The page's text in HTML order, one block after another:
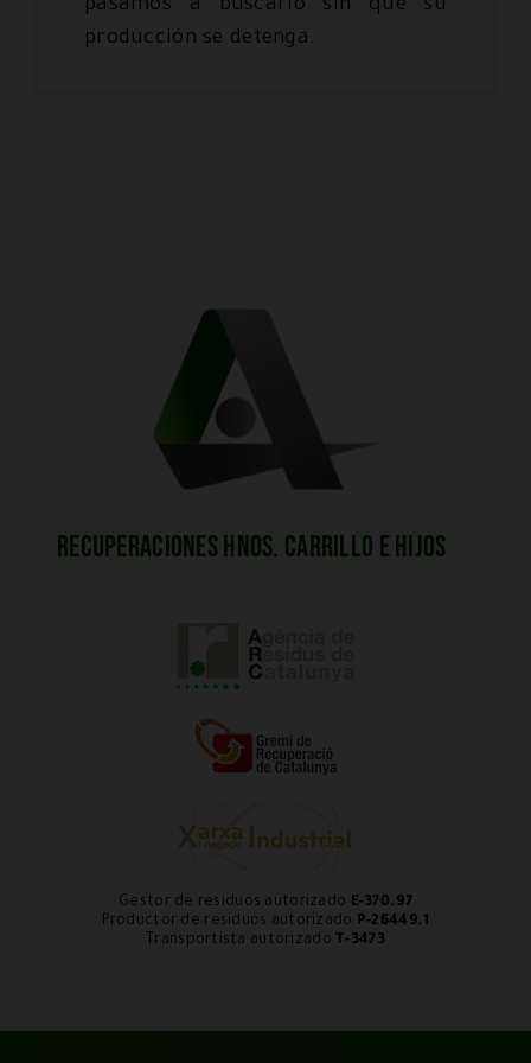
pasamos a buscarlo sin que su
producción se detenga.
Recuperaciones Hnos. Carrillo e Hijos
Gestor de residuos autorizado E-370.97
Productor de residuos autorizado P-26449.1
Transportista autorizado T-3473